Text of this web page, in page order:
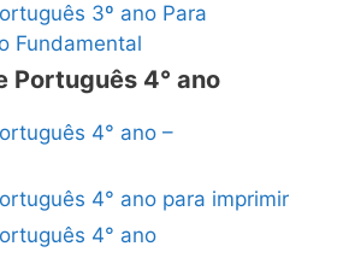
3º ano Para
Fundamental
Português 4° ano
4° ano –
4° ano para imprimir
4° ano